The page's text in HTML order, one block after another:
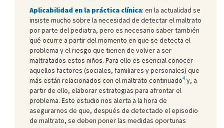
Aplicabilidad en la práctica clínica: en la actualidad se
insiste mucho sobre la necesidad de detectar el maltrato
por parte del pediatra, pero es necesario saber también
qué ocurre a partir del momento en que se detecta el
problema y el riesgo que tienen de volver a ser
maltratados estos niños. Para ello es esencial conocer
aquellos factores (sociales, familiares y personales) que
más están relacionados con el maltrato continuado4 y, a
partir de ello, elaborar estrategias para afrontar el
problema. Este estudio nos alerta a la hora de
asegurarnos de que, después de detectado el episodio
de maltrato, se deben poner las medidas oportunas